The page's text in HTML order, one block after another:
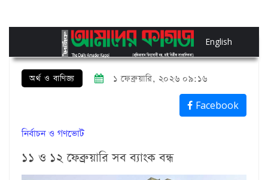
English
অর্থ ও বাণিজ্য ১ ফেব্রুয়ারি, ২০২৬ ০৯:১৬
Facebook
নির্বাচন ও গণভোট
১১ ও ১২ ফেব্রুয়ারি সব ব্যাংক বন্ধ